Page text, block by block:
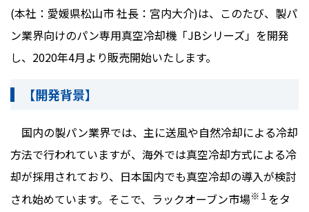
(本社：愛媛県松山市 社長：宮内大介)は、このたび、製パ
ン業界向けのパン専用真空冷却機「JBシリーズ」を開発
し、2020年4月より販売開始いたします。
【開発背景】
国内の製パン業界では、主に送風や自然冷却による冷却
方法で行われていますが、海外では真空冷却方式による冷
却が採用されており、日本国内でも真空冷却の導入が検討
され始めています。そこで、ラックオーブン市場※１ をタ